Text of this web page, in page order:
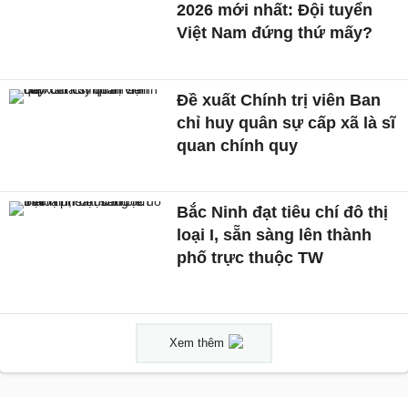
2026 mới nhất: Đội tuyển
Việt Nam đứng thứ mấy?
Đề xuất Chính trị viên Ban
chỉ huy quân sự cấp xã là sĩ
quan chính quy
Bắc Ninh đạt tiêu chí đô thị
loại I, sẵn sàng lên thành
phố trực thuộc TW
Xem thêm